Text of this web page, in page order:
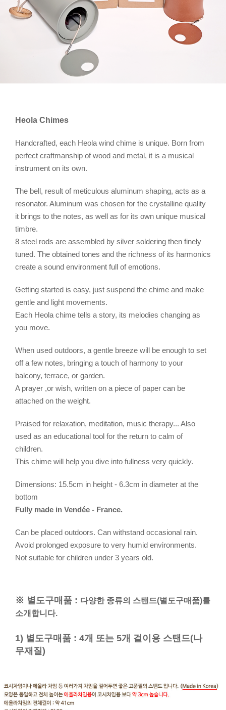
Heola Chimes
Handcrafted, each Heola wind chime is unique. Born from
perfect craftmanship of wood and metal, it is a musical
instrument on its own.
The bell, result of meticulous aluminum shaping, acts as a
resonator. Aluminum was chosen for the crystalline quality
it brings to the notes, as well as for its own unique musical
timbre.
8 steel rods are assembled by silver soldering then finely
tuned. The obtained tones and the richness of its harmonics
create a sound environment full of emotions.
Getting started is easy, just suspend the chime and make
gentle and light movements.
Each Heola chime tells a story, its melodies changing as
you move.
When used outdoors, a gentle breeze will be enough to set
off a few notes, bringing a touch of harmony to your
balcony, terrace, or garden.
A prayer ,or wish, written on a piece of paper can be
attached on the weight.
Praised for relaxation, meditation, music therapy... Also
used as an educational tool for the return to calm of
children.
This chime will help you dive into fullness very quickly.
Dimensions: 15.5cm in height - 6.3cm in diameter at the
bottom
Fully made in Vendée - France.
Can be placed outdoors. Can withstand occasional rain.
Avoid prolonged exposure to very humid environments.
Not suitable for children under 3 years old.
※ 별도구매품 : 다양한 종류의 스탠드(별도구매품)를
소개합니다.
1) 별도구매품 : 4개 또는 5개 걸이용 스탠드(나
무재질)